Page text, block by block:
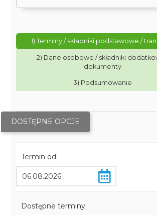
1) Terminy / składniki podstawowe /
2) Dane osobowe / składniki
dokumenty
3) Podsumowanie
DOSTĘPNE OPCJE
Termin od:
Dostępne terminy: